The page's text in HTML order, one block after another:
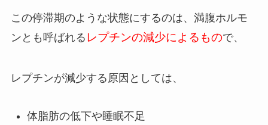
この停滞期のような状態にするのは、満腹ホルモ
ンとも呼ばれる レプチンの減少によるもので、
レプチンが減少する原因としては、
体脂肪の低下や睡眠不足